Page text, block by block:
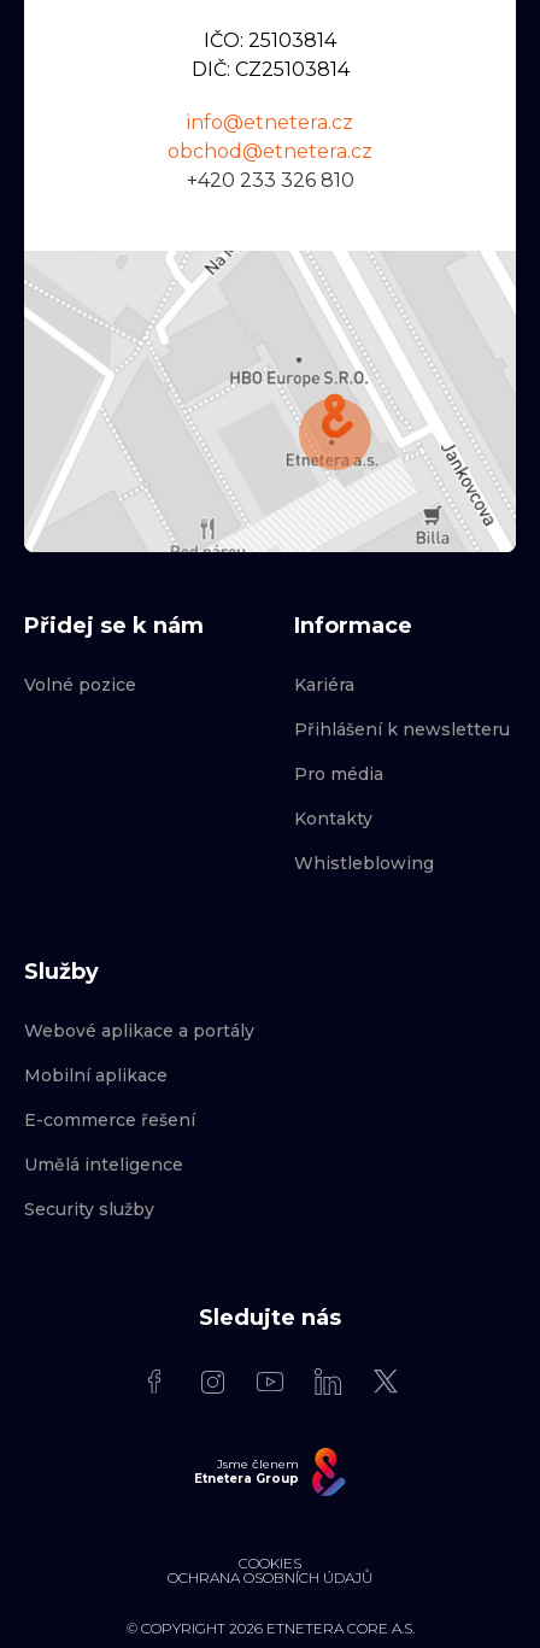
IČO: 25103814
DIČ: CZ25103814
info@etnetera.cz
obchod@etnetera.cz
+420 233 326 810
Služby
Webové aplikace a portály
Mobilní aplikace
E-commerce řešení
Umělá inteligence
Security služby
Přidej se k nám
Volné pozice
Informace
Kariéra
Přihlášení k newsletteru
Pro média
Kontakty
Whistleblowing
Sledujte nás
© COPYRIGHT 2026 ETNETERA CORE A.S.
Jsme členem
Etnetera Group
COOKIES
OCHRANA OSOBNÍCH ÚDAJŮ